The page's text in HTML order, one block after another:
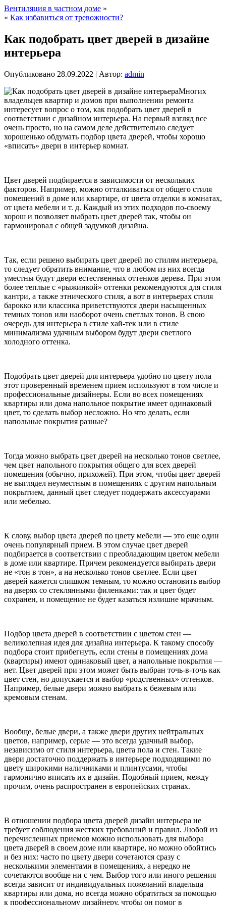
Вентиляция в частном доме »
« Как избавиться от тревожности?
Как подобрать цвет дверей в дизайне
интерьера
Опубликовано 28.09.2022 | Автор: admin
Многих
владельцев квартир и домов при выполнении ремонта
интересует вопрос о том, как подобрать цвет дверей в
соответствии с дизайном интерьера. На первый взгляд все
очень просто, но на самом деле действительно следует
хорошенько обдумать подбор цвета дверей, чтобы хорошо
«вписать» двери в интерьер комнат.
Цвет дверей подбирается в зависимости от нескольких
факторов. Например, можно отталкиваться от общего стиля
помещений в доме или квартире, от цвета отделки в комнатах,
от цвета мебели и т. д. Каждый из этих подходов по-своему
хорош и позволяет выбрать цвет дверей так, чтобы он
гармонировал с общей задумкой дизайна.
Так, если решено выбирать цвет дверей по стилям интерьера,
то следует обратить внимание, что в любом из них всегда
уместны будут двери естественных оттенков дерева. При этом
более теплые с «рыжинкой» оттенки рекомендуются для стиля
кантри, а также этнического стиля, а вот в интерьерах стиля
барокко или классика приветствуются двери насыщенных
темных тонов или наоборот очень светлых тонов. В свою
очередь для интерьера в стиле хай-тек или в стиле
минимализма удачным выбором будут двери светлого
холодного оттенка.
Подобрать цвет дверей для интерьера удобно по цвету пола —
этот проверенный временем прием используют в том числе и
профессиональные дизайнеры. Если во всех помещениях
квартиры или дома напольное покрытие имеет одинаковый
цвет, то сделать выбор несложно. Но что делать, если
напольные покрытия разные?
Тогда можно выбрать цвет дверей на несколько тонов светлее,
чем цвет напольного покрытия общего для всех дверей
помещения (обычно, прихожей). При этом, чтобы цвет дверей
не выглядел неуместным в помещениях с другим напольным
покрытием, данный цвет следует поддержать аксессуарами
или мебелью.
К слову, выбор цвета дверей по цвету мебели — это еще один
очень популярный прием. В этом случае цвет дверей
подбирается в соответствии с преобладающим цветом мебели
в доме или квартире. Причем рекомендуется выбирать двери
не «тон в тон», а на несколько тонов светлее. Если цвет
дверей кажется слишком темным, то можно остановить выбор
на дверях со стеклянными филенками: так и цвет будет
сохранен, и помещение не будет казаться излишне мрачным.
Подбор цвета дверей в соответствии с цветом стен —
великолепная идея для дизайна интерьера. К такому способу
подбора стоит прибегнуть, если стены в помещениях дома
(квартиры) имеют одинаковый цвет, а напольные покрытия —
нет. Цвет дверей при этом может быть выбран точь-в-точь как
цвет стен, но допускается и выбор «родственных» оттенков.
Например, белые двери можно выбрать к бежевым или
кремовым стенам.
Вообще, белые двери, а также двери других нейтральных
цветов, например, серые — это всегда удачный выбор,
независимо от стиля интерьера, цвета пола и стен. Такие
двери достаточно поддержать в интерьере подходящими по
цвету широкими наличниками и плинтусами, чтобы
гармонично вписать их в дизайн. Подобный прием, между
прочим, очень распространен в европейских странах.
В отношении подбора цвета дверей дизайн интерьера не
требует соблюдения жестких требований и правил. Любой из
перечисленных приемов можно использовать для выбора
цвета дверей в своем доме или квартире, но можно обойтись
и без них: часто по цвету двери сочетаются сразу с
несколькими элементами в помещениях, а нередко не
сочетаются вообще ни с чем. Выбор того или иного решения
всегда зависит от индивидуальных пожеланий владельца
квартиры или дома, но всегда можно обратиться за помощью
к профессиональному дизайнеру, чтобы он помог в